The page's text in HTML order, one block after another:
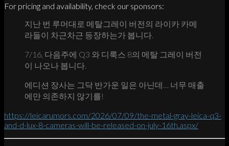
For pricing and availability, check our sponsors:
지난 번 루머대로 메탈그레이 버전의 라이카 카메
라들이 차근차근 등장하는가 봅니다.
7/16, 다음주에 Q3 와 디룩스 8의 메탈 그레이 버전
이 나오나 봅니다.
에디션 장사는 그닥 반가운 일은 아닌데… 너무 매출
에만 의존하지 않기를!
https://leicarumors.com/2026/07/09/the-metal-gray-leica-q3-
and-d-lux-8-cameras-will-be-released-on-july-16th.aspx/